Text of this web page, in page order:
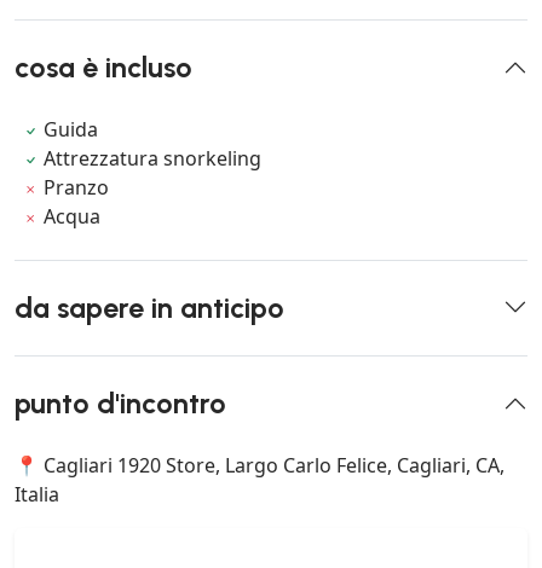
cosa è incluso
Guida
Attrezzatura snorkeling
Pranzo
Acqua
da sapere in anticipo
punto d'incontro
📍 Cagliari 1920 Store, Largo Carlo Felice, Cagliari, CA,
Italia